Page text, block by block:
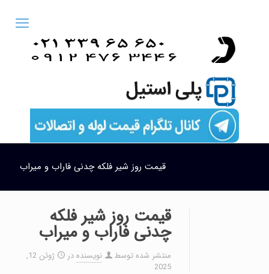
قیمت روز شیر فلکه چدنی فاراب و میراب
قیمت روز شیر فلکه
چدنی فاراب و میراب
منتشر شده توسط نویسندهدر
ژوئن 12,
2025